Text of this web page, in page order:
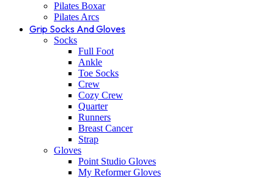
Pilates Boxar
Pilates Arcs
Grip Socks And Gloves
Socks
Full Foot
Ankle
Toe Socks
Crew
Cozy Crew
Quarter
Runners
Breast Cancer
Strap
Gloves
Point Studio Gloves
My Reformer Gloves